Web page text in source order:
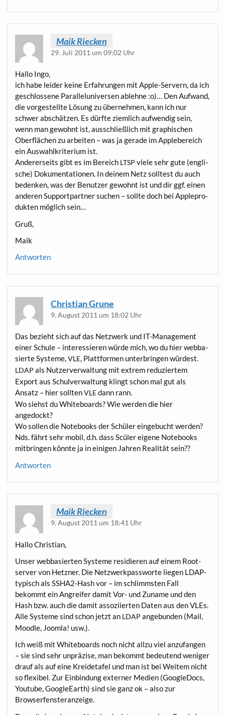
Maik Riecken
29. Juli 2011 um 09:02 Uhr
Hal­lo Ingo,
ich habe lei­der kei­ne Erfah­run­gen mit Apple-Ser­vern, da ich
geschlos­se­ne Par­al­lel­uni­ver­sen ableh­ne :o)… Den Auf­wand,
die vor­ge­stell­te Lösung zu über­neh­men, kann ich nur
schwer abschät­zen. Es dürf­te ziem­lich auf­wen­dig sein,
wenn man gewohnt ist, aus­schließ­lich mit gra­phi­schen
Ober­flä­chen zu arbei­ten – was ja gera­de im App­le­be­reich
ein Aus­wahl­kri­te­ri­um ist.
Ande­rer­seits gibt es im Bereich LTSP vie­le sehr gute (eng­li­
sche) Doku­men­ta­tio­nen. In dei­nem Netz soll­test du auch
beden­ken, was der Benut­zer gewohnt ist und dir ggf. einen
ande­ren Sup­port­part­ner suchen – soll­te doch bei App­le­pro­
duk­ten mög­lich sein…
Gruß,
Maik
Antworten
Christian Grune
9. August 2011 um 18:02 Uhr
Das bezieht sich auf das Netz­werk und IT-Manage­ment
einer Schu­le – inter­es­sie­ren wür­de mich, wo du hier web­ba­
sier­te Sys­te­me,VLE, Platt­for­men unter­brin­gen wür­dest.
LDAP als Nut­zer­ver­wal­tung mit extrem redu­zier­tem
Export aus Schul­ver­wal­tung klingt schon mal gut als
Ansatz – hier soll­tenVLEdann rann.
Wo siehst du White­boards? Wie wer­den die hier
angedockt?
Wo sol­len die Note­books der Schü­ler ein­ge­bucht wer­den?
Nds. fährt sehr mobil, d.h. dass Scü­ler eige­ne Note­books
mit­brin­gen könn­te ja in eini­gen Jah­ren Rea­li­tät sein??
Antworten
Maik Riecken
9. August 2011 um 18:41 Uhr
Hal­lo Christian,
Unser web­ba­sier­ten Sys­te­me resi­die­ren auf einem Root­
ser­ver von Hetz­ner. Die Netz­werk­pass­wor­te lie­gen LDAP-
typisch als SSHA2-Hash vor – im schlimms­ten Fall
bekommt ein Angrei­fer damit Vor- und Zuna­me und den
Hash bzw. auch die damit asso­zi­ier­ten Daten aus den VLEs.
Alle Sys­te­me sind schon jetzt an LDAP ange­bun­den (Mail,
Mood­le, Joom­la! usw.).
Ich weiß mit White­boards noch nicht all­zu viel anzu­fan­gen
– sie sind sehr unprä­zi­se, man bekommt bedeu­tend weni­ger
drauf als auf eine Krei­de­ta­fel und man ist bei Wei­tem nicht
so fle­xi­bel. Zur Ein­bin­dung exter­ner Medi­en (Goo­g­le­Docs,
You­tube, Goo­g­leE­arth) sind sie ganz ok – also zur
Browserfensteranzeige.